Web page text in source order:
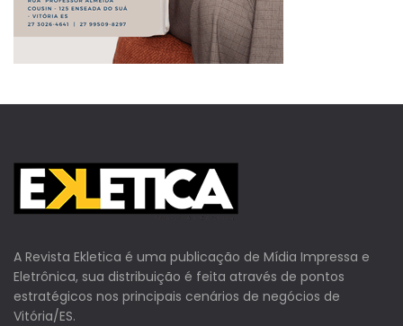
A Revista Ekletica é uma publicação de Mídia Impressa e
Eletrônica, sua distribuição é feita através de pontos
estratégicos nos principais cenários de negócios de
Vitória/ES.